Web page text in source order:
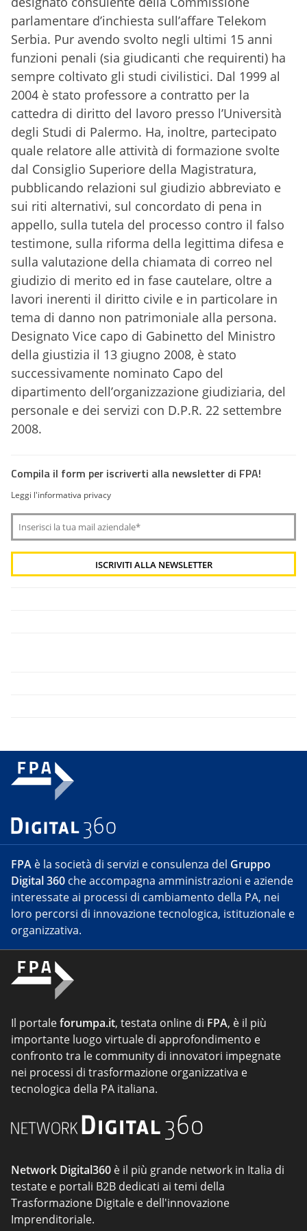
parlamentare d’inchiesta sull’affare Telekom
Serbia. Pur avendo svolto negli ultimi 15 anni
funzioni penali (sia giudicanti che requirenti) ha
sempre coltivato gli studi civilistici. Dal 1999 al
2004 è stato professore a contratto per la
cattedra di diritto del lavoro presso l’Università
degli Studi di Palermo. Ha, inoltre, partecipato
quale relatore alle attività di formazione svolte
dal Consiglio Superiore della Magistratura,
pubblicando relazioni sul giudizio abbreviato e
sui riti alternativi, sul concordato di pena in
appello, sulla tutela del processo contro il falso
testimone, sulla riforma della legittima difesa e
sulla valutazione della chiamata di correo nel
giudizio di merito ed in fase cautelare, oltre a
lavori inerenti il diritto civile e in particolare in
tema di danno non patrimoniale alla persona.
Designato Vice capo di Gabinetto del Ministro
della giustizia il 13 giugno 2008, è stato
successivamente nominato Capo del
dipartimento dell’organizzazione giudiziaria, del
personale e dei servizi con D.P.R. 22 settembre
2008.
Compila il form per iscriverti alla newsletter di FPA!
Leggi l'informativa privacy
FPA è la società di servizi e consulenza del Gruppo
Digital 360 che accompagna amministrazioni e aziende
interessate ai processi di cambiamento della PA, nei
loro percorsi di innovazione tecnologica, istituzionale e
organizzativa.
Il portaleforumpa.it, testata online di FPA, è il più
importante luogo virtuale di approfondimento e
confronto tra le community di innovatori impegnate
nei processi di trasformazione organizzativa e
tecnologica della PA italiana.
Network Digital360 è il più grande network in Italia di
testate e portali B2B dedicati ai temi della
Trasformazione Digitale e dell'innovazione
Imprenditoriale.